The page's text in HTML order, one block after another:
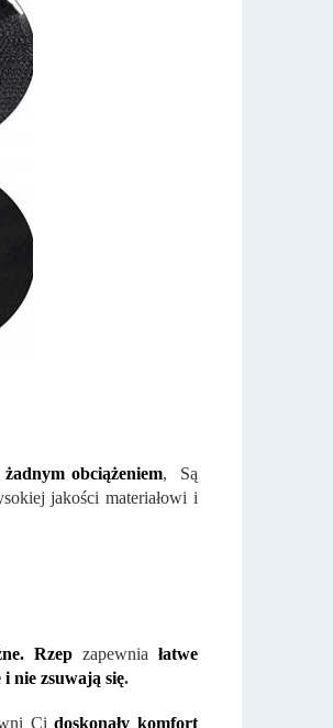
obciążeniem, Są
jakości materiałowi i
Rzep zapewniałatwe
nie zsuwają się.
Cidoskonały komfort